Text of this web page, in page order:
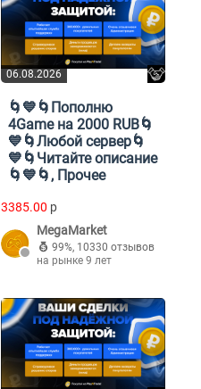
06.08.2026
🌀💙🌀Пополню
4Game на 2000 RUB🌀
💙🌀Любой сервер🌀
💙🌀Читайте описание
🌀💙🌀, Прочее
3385.00 p
MegaMarket
99%, 10330 отзывов
на рынке 9 лет